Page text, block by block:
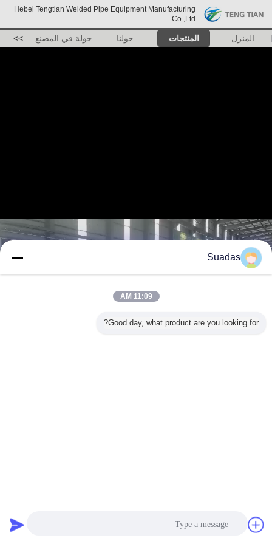
Hebei Tengtian Welded Pipe Equipment Manufacturing
Co.,Ltd.
المنزل المنتجات حولنا جولة في المصنع >>
Suadas
11:09 AM
Good day, what product are you looking for?